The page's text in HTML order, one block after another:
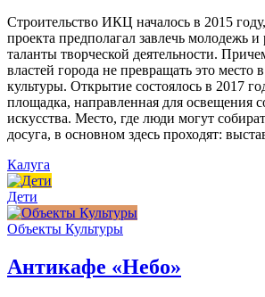
Строительство ИКЦ началось в 2015
проекта предполагал завлечь молодежь и
таланты творческой деятельности.
властей города не превращать это место
культуры. Открытие состоялось в 2017
площадка, направленная для освещения
искусства. Место, где люди могут
досуга, в основном здесь проходят:
Калуга
Дети
Объекты Культуры
Антикафе «Небо»